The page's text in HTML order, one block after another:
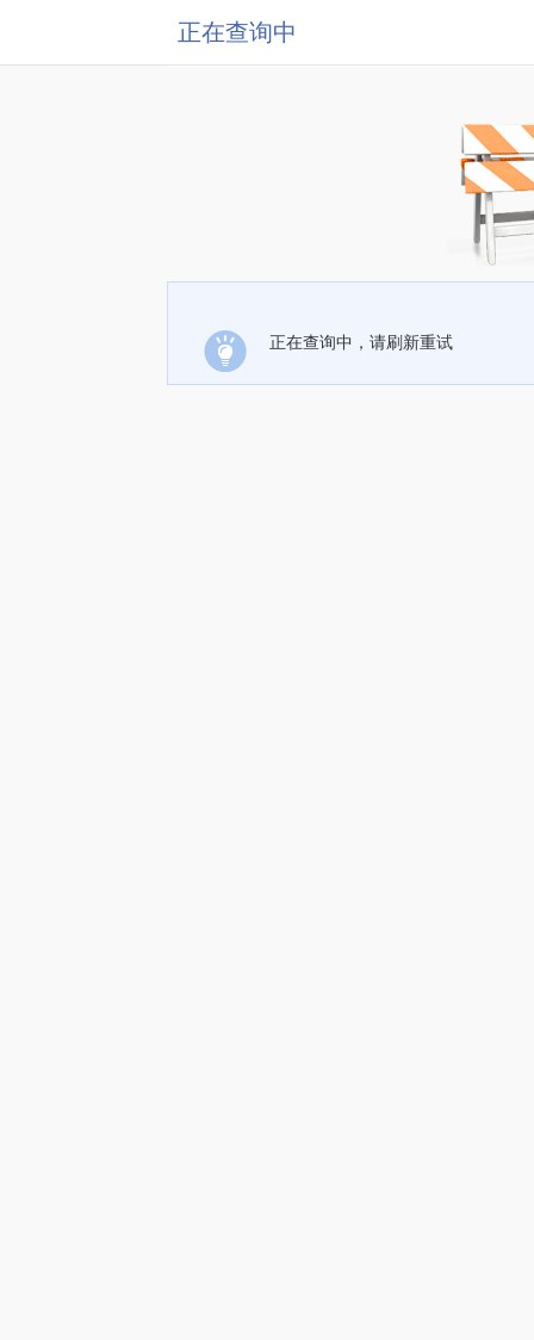
正在查询中
正在查询中，请刷新重试